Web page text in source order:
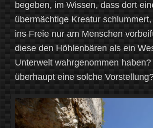
begeben, im Wissen, dass dort
übermächtige Kreatur
ins Freie nur am Menschen
diese den Höhlenbären als ein
Unterwelt wahrgenommen
überhaupt eine solche